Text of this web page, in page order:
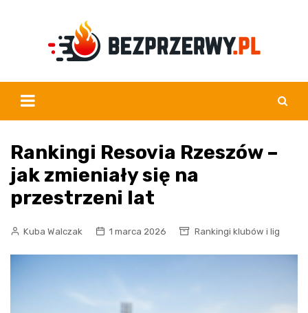
Rankingi Resovia Rzeszów –
jak zmieniały się na
przestrzeni lat
Kuba Walczak 1 marca 2026 Rankingi klubów i lig